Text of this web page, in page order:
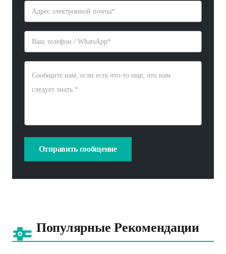
Популярные Рекомендации